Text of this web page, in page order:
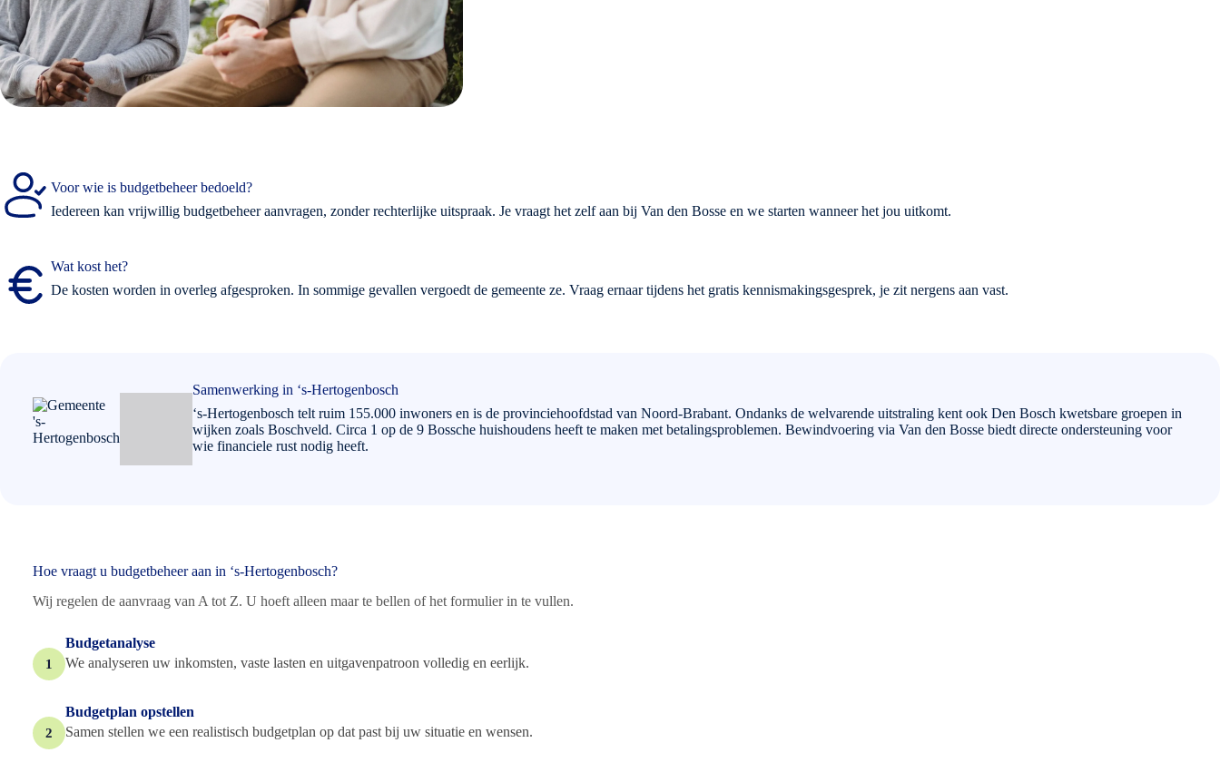
Voor wie is budgetbeheer bedoeld?
Iedereen kan vrijwillig budgetbeheer aanvragen, zonder rechterlijke uitspraak. Je vraagt het zelf aan bij Van den Bosse en we starten wanneer het jou uitkomt.
Wat kost het?
De kosten worden in overleg afgesproken. In sommige gevallen vergoedt de gemeente ze. Vraag ernaar tijdens het gratis kennismakingsgesprek, je zit nergens aan vast.
Samenwerking in ‘s-Hertogenbosch
‘s-Hertogenbosch telt ruim 155.000 inwoners en is de provinciehoofdstad van Noord-Brabant. Ondanks de welvarende uitstraling kent ook Den Bosch kwetsbare groepen in
wijken zoals Boschveld. Circa 1 op de 9 Bossche huishoudens heeft te maken met betalingsproblemen. Bewindvoering via Van den Bosse biedt directe ondersteuning voor
wie financiele rust nodig heeft.
Hoe vraagt u budgetbeheer aan in ‘s-Hertogenbosch?
Wij regelen de aanvraag van A tot Z. U hoeft alleen maar te bellen of het formulier in te vullen.
1
Budgetanalyse
We analyseren uw inkomsten, vaste lasten en uitgavenpatroon volledig en eerlijk.
2
Budgetplan opstellen
Samen stellen we een realistisch budgetplan op dat past bij uw situatie en wensen.